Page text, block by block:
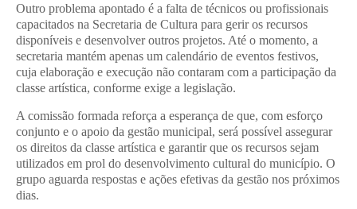
Outro problema apontado é a falta de técnicos ou profissionais
capacitados na Secretaria de Cultura para gerir os recursos
disponíveis e desenvolver outros projetos. Até o momento, a
secretaria mantém apenas um calendário de eventos festivos,
cuja elaboração e execução não contaram com a participação da
classe artística, conforme exige a legislação.
A comissão formada reforça a esperança de que, com esforço
conjunto e o apoio da gestão municipal, será possível assegurar
os direitos da classe artística e garantir que os recursos sejam
utilizados em prol do desenvolvimento cultural do município. O
grupo aguarda respostas e ações efetivas da gestão nos próximos
dias.